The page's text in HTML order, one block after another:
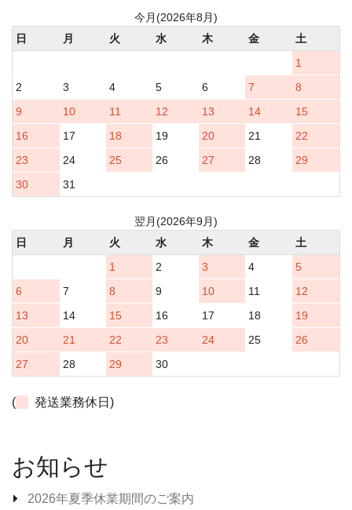
今月(2026年8月)
日
月 火 水 木 金
土
1
2
3 4 5 6 7
8
9
10 11 12 13 14
15
16
17 18 19 20 21
22
23
24 25 26 27 28
29
30
31
翌月(2026年9月)
日
月 火 水 木 金
土
1
2 3 4
5
6
7 8 9 10 11
12
13
14 15 16 17 18
19
20
21 22 23 24 25
26
27
28 29 30
( 発送業務休日)
お知らせ
2026年夏季休業期間のご案内